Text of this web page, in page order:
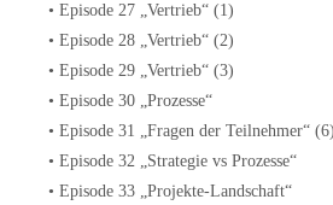
• Episode 27 „Vertrieb“ (1)
• Episode 28 „Vertrieb“ (2)
• Episode 29 „Vertrieb“ (3)
• Episode 30 „Prozesse“
• Episode 31 „Fragen der Teilnehmer“ (6)
• Episode 32 „Strategie vs Prozesse“
• Episode 33 „Projekte-Landschaft“